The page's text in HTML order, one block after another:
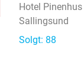
Hotel Pinenhus
Sallingsund
Solgt: 88